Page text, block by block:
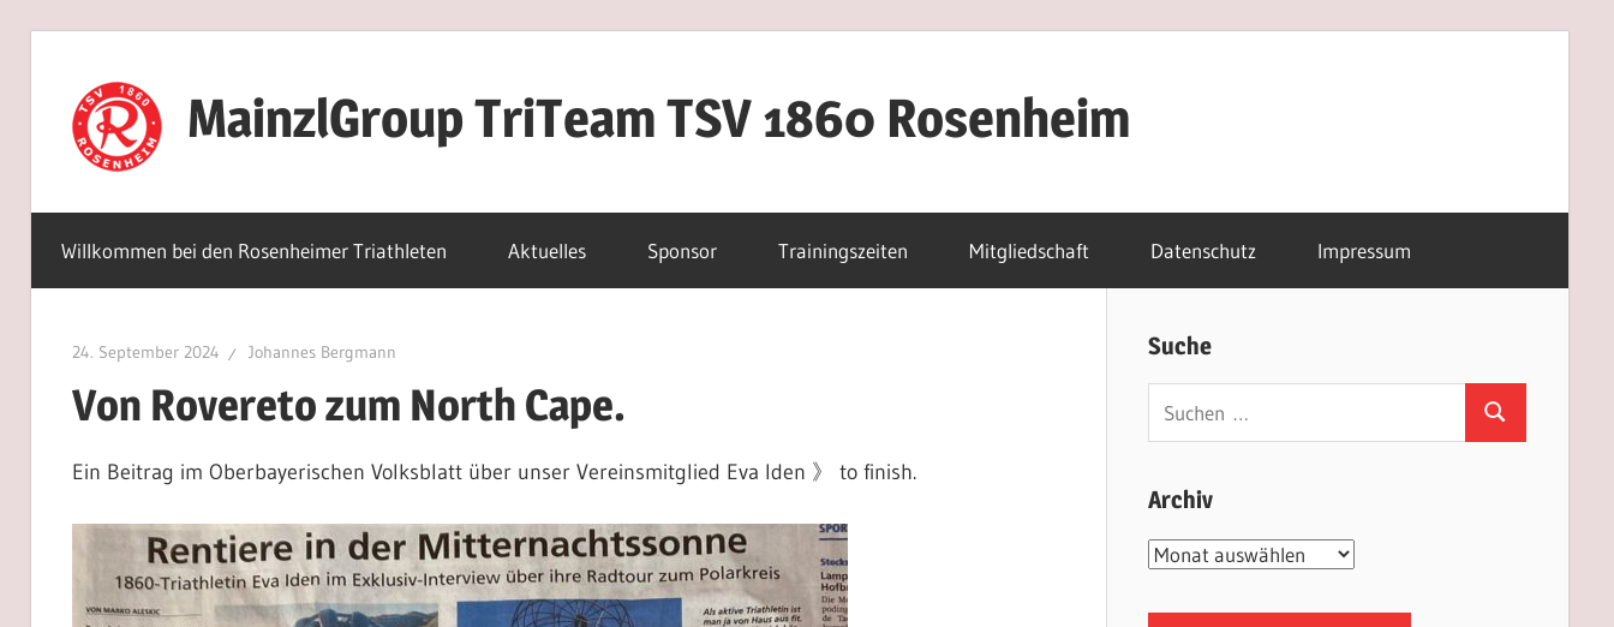
springen
MainzlGroup TriTeam TSV 1860 Rosenheim
Willkommen bei den Rosenheimer Triathleten Aktuelles Sponsor Trainingszeiten Mitgliedschaft Datenschutz Impressum
24. September 2024 Johannes Bergmann
Von Rovereto zum North Cape.
Ein Beitrag im Oberbayerischen Volksblatt über unser Vereinsmitglied Eva Iden 》 to finish.
Suche
Suchen
Archiv
Archiv